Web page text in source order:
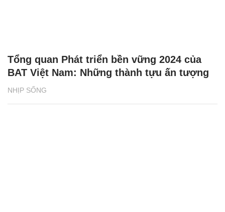
NHỊP SỐNG
Tổng quan Phát triển bền vững 2024 của
BAT Việt Nam: Những thành tựu ấn tượng